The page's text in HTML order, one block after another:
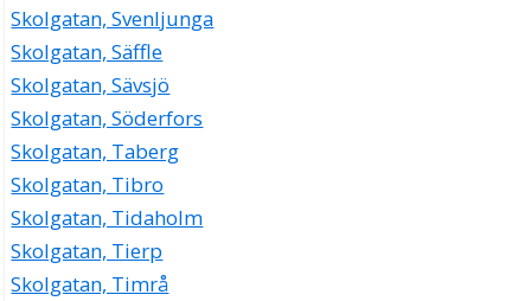
Skolgatan, Svenljunga
Skolgatan, Säffle
Skolgatan, Sävsjö
Skolgatan, Söderfors
Skolgatan, Taberg
Skolgatan, Tibro
Skolgatan, Tidaholm
Skolgatan, Tierp
Skolgatan, Timrå